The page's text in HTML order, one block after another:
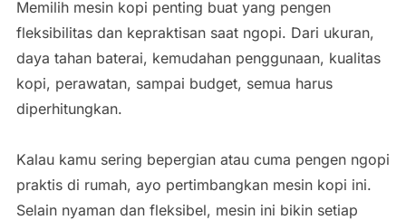
Memilih mesin kopi penting buat yang pengen
fleksibilitas dan kepraktisan saat ngopi. Dari ukuran,
daya tahan baterai, kemudahan penggunaan, kualitas
kopi, perawatan, sampai budget, semua harus
diperhitungkan.
Kalau kamu sering bepergian atau cuma pengen ngopi
praktis di rumah, ayo pertimbangkan mesin kopi ini.
Selain nyaman dan fleksibel, mesin ini bikin setiap